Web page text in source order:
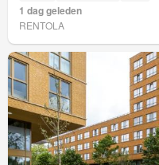
1 dag geleden
RENTOLA